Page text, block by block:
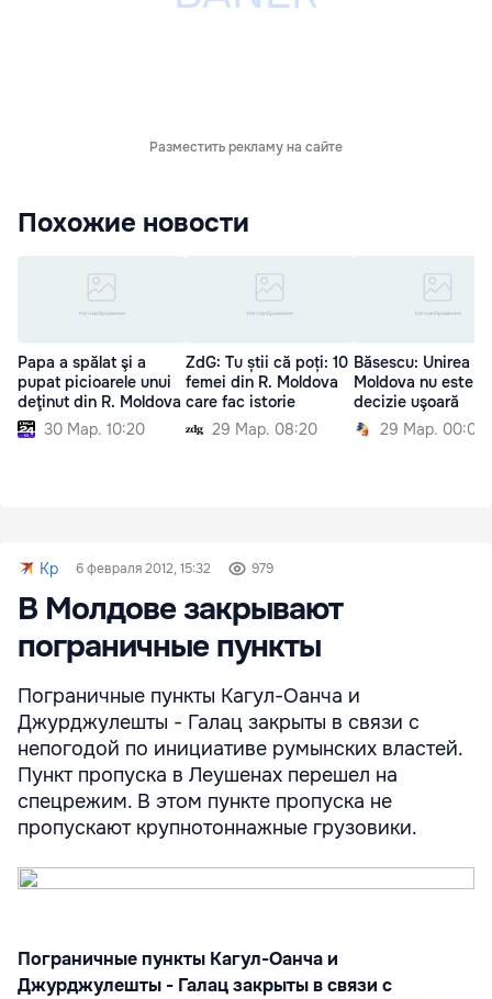
Разместить рекламу на сайте
Похожие новости
Papa a spălat şi a
pupat picioarele unui
deţinut din R. Moldova
30 Мар. 10:20
ZdG: Tu știi că poți: 10
femei din R. Moldova
care fac istorie
29 Мар. 08:20
Băsescu: Unirea
Moldova nu este o
decizie uşoară
29 Мар. 00:00
Kp 6 февраля 2012, 15:32 979
В Молдове закрывают
пограничные пункты
Пограничные пункты Кагул-Оанча и
Джурджулешты - Галац закрыты в связи с
непогодой по инициативе румынских властей.
Пункт пропуска в Леушенах перешел на
спецрежим. В этом пункте пропуска не
пропускают крупнотоннажные грузовики.
Пограничные пункты Кагул-Оанча и
Джурджулешты - Галац закрыты в связи с